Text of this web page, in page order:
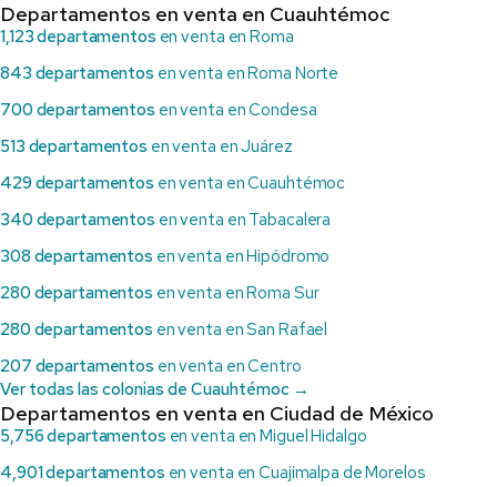
Departamentos en venta en Cuauhtémoc
1,123 departamentos en venta en Roma
843 departamentos en venta en Roma Norte
700 departamentos en venta en Condesa
513 departamentos en venta en Juárez
429 departamentos en venta en Cuauhtémoc
340 departamentos en venta en Tabacalera
308 departamentos en venta en Hipódromo
280 departamentos en venta en Roma Sur
280 departamentos en venta en San Rafael
207 departamentos en venta en Centro
Ver todas las colonias de Cuauhtémoc →
Departamentos en venta en Ciudad de México
5,756 departamentos en venta en Miguel Hidalgo
4,901 departamentos en venta en Cuajimalpa de Morelos